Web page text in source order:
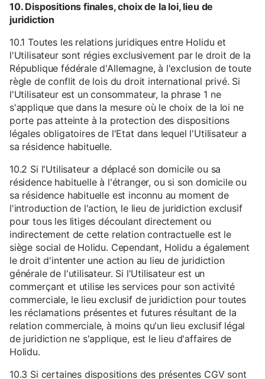
10. Dispositions finales, choix de la loi, lieu de
juridiction
10.1 Toutes les relations juridiques entre Holidu et
l'Utilisateur sont régies exclusivement par le droit de la
République fédérale d'Allemagne, à l'exclusion de toute
règle de conflit de lois du droit international privé. Si
l'Utilisateur est un consommateur, la phrase 1 ne
s'applique que dans la mesure où le choix de la loi ne
porte pas atteinte à la protection des dispositions
légales obligatoires de l'Etat dans lequel l'Utilisateur a
sa résidence habituelle.
10.2 Si l'Utilisateur a déplacé son domicile ou sa
résidence habituelle à l'étranger, ou si son domicile ou
sa résidence habituelle est inconnu au moment de
l'introduction de l'action, le lieu de juridiction exclusif
pour tous les litiges découlant directement ou
indirectement de cette relation contractuelle est le
siège social de Holidu. Cependant, Holidu a également
le droit d'intenter une action au lieu de juridiction
générale de l'utilisateur. Si l'Utilisateur est un
commerçant et utilise les services pour son activité
commerciale, le lieu exclusif de juridiction pour toutes
les réclamations présentes et futures résultant de la
relation commerciale, à moins qu'un lieu exclusif légal
de juridiction ne s'applique, est le lieu d'affaires de
Holidu.
10.3 Si certaines dispositions des présentes CGV sont